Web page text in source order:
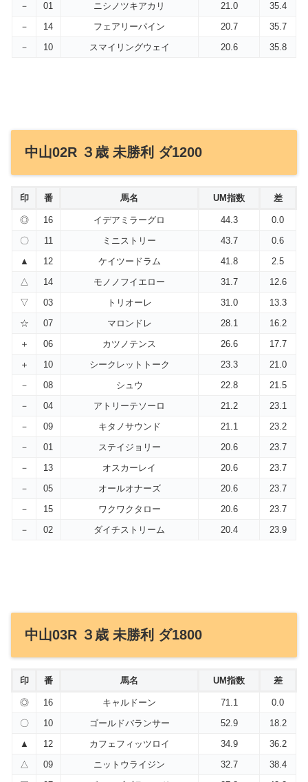
－
01 ニシノツキアカリ 21.0
35.4
－
14 フェアリーパイン 20.7
35.7
－
10 スマイリングウェイ 20.6 35.8
中山02R ３歳 未勝利 ダ1200
印 番 馬名 UM指数 差
◎ 16 イデアミラーグロ 44.3
0.0
〇
11 ミニストリー 43.7
0.6
▲
12 ケイツードラム 41.8
2.5
△
14 モノノフイエロー 31.7
12.6
▽
03 トリオーレ 31.0
13.3
☆
07 マロンドレ 28.1
16.2
＋
06 カツノテンス 26.6
17.7
＋
10 シークレットトーク 23.3
21.0
－
08 シュウ 22.8
21.5
－
04 アトリーテソーロ 21.2
23.1
－
09 キタノサウンド 21.1
23.2
－
01 ステイジョリー 20.6
23.7
－
13 オスカーレイ 20.6
23.7
－
05 オールオナーズ 20.6
23.7
－
15 ワクワクタロー 20.6
23.7
－
02 ダイチストリーム 20.4 23.9
中山03R ３歳 未勝利 ダ1800
印 番 馬名 UM指数 差
◎ 16 キャルドーン 71.1
0.0
〇
10 ゴールドバランサー 52.9
18.2
▲
12 カフェフィッツロイ 34.9
36.2
△
09 ニットウライジン 32.7
38.4